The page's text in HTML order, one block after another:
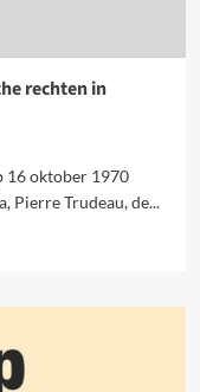
rechten in
16 oktober 1970
Pierre Trudeau, de...